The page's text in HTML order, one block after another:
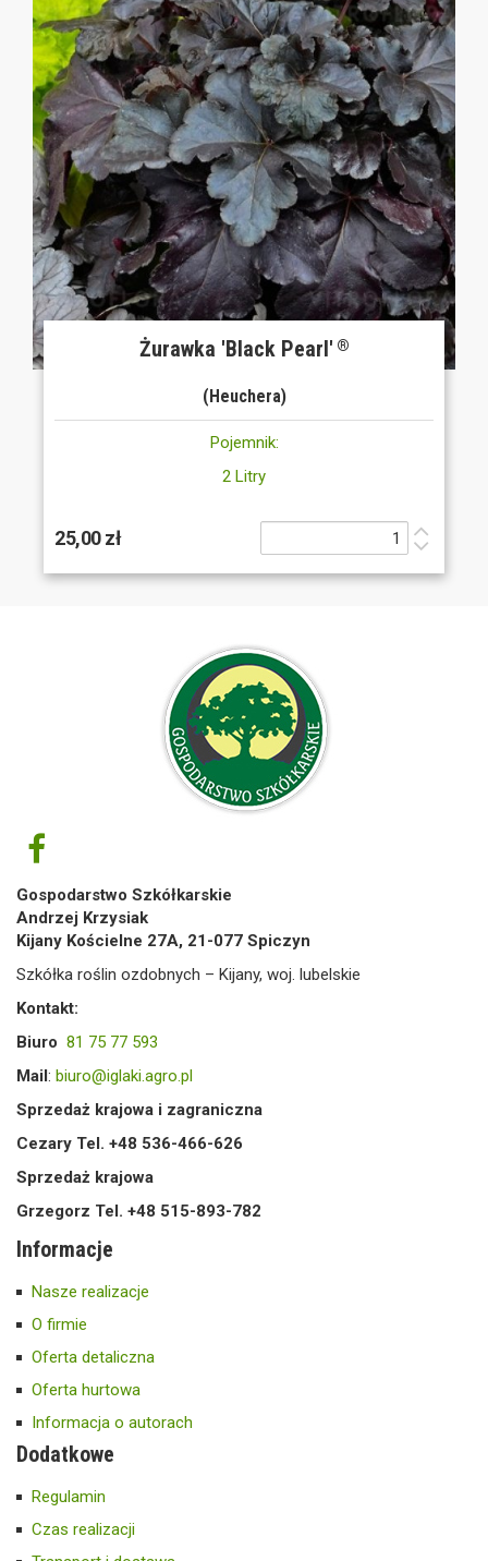
Żurawka 'Black Pearl' ®
(Heuchera)
Pojemnik:
2 Litry
25,00 zł
Gospodarstwo Szkółkarskie
Andrzej Krzysiak
Kijany Kościelne 27A, 21-077 Spiczyn
Szkółka roślin ozdobnych – Kijany, woj. lubelskie
Kontakt:
Biuro 81 75 77 593
Mail: biuro@iglaki.agro.pl
Sprzedaż krajowa i zagraniczna
Cezary Tel. +48 536-466-626
Sprzedaż krajowa
Grzegorz Tel. +48 515-893-782
Informacje
Nasze realizacje
O firmie
Oferta detaliczna
Oferta hurtowa
Informacja o autorach
Dodatkowe
Regulamin
Czas realizacji